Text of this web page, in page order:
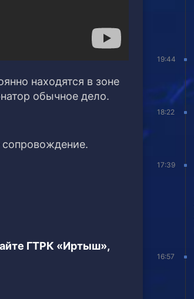
находятся в зоне
обычное дело.
ГТРК «Иртыш»,
19:44
18:22
17:39
16:57